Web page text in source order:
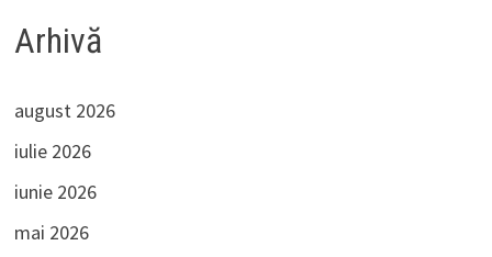
Arhivă
august 2026
iulie 2026
iunie 2026
mai 2026